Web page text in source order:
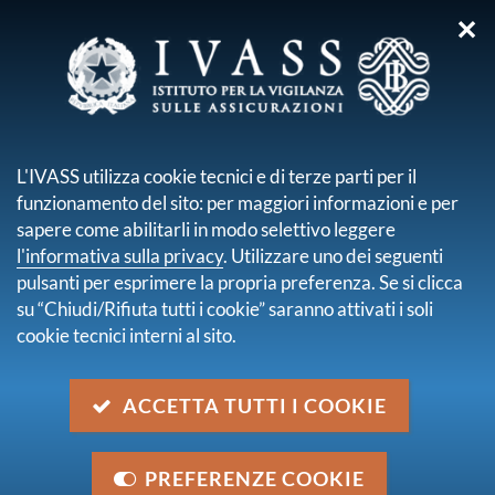
sei qui:
Circolari fino al 2005
Circolare 570 D del 23 nvembre 2005
Circolare 570 D del 23 nvembre
2005
Anagrafe titoli censiti dall'Ufficio Italiano dei Cambi.
Normativa secondaria emanata da IVASS - Circolari
✕
L'IVASS utilizza cookie tecnici e di terze parti per il
funzionamento del sito: per maggiori informazioni e per
sapere come abilitarli in modo selettivo leggere
l'informativa sulla privacy. Utilizzare uno dei seguenti
pulsanti per esprimere la propria preferenza. Se si clicca
su “Chiudi/Rifiuta tutti i cookie” saranno attivati i soli
cookie tecnici interni al sito.
ACCETTA TUTTI I COOKIE
PREFERENZE COOKIE